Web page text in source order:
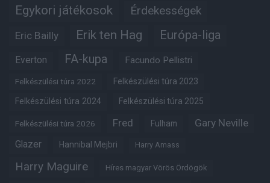
Egykori játékosok Érdekességek
Eric Bailly Erik ten Hag Európa-liga
Everton FA-kupa Facundo Pellistri
Felkészülési túra 2022 Felkészülési túra 2023
Felkészülési túra 2024 Felkészülési túra 2025
Felkészülési túra 2026 Fred Fulham Gary Neville
Glazer Hannibal Mejbri Harry Amass
Harry Maguire Híres magyar Vörös Ördögök